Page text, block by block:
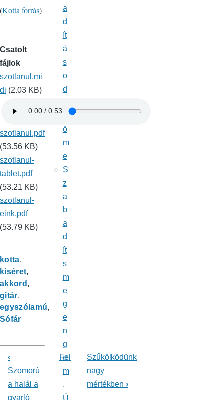
(Kotta forrás)
Csatolt
fájlok
szotlanul.mi
di (2.03 KB)
szotlanul.pdf
(53.56 KB)
szotlanul-
tablet.pdf
(53.21 KB)
szotlanul-
eink.pdf
(53.79 KB)
kotta
kíséret
akkord
gitár
egyszólamú
Sófár
Könyv
kereszthivatkozásai
‹
Szomorú
a halál a
gyarló
Fel
Szűkölködünk
nagy
mértékben ›
a
d
ít
á
s
o
d
ö
m
e
S
z
a
b
a
d
ít
s
m
e
g
e
n
g
e
m
,
Ú